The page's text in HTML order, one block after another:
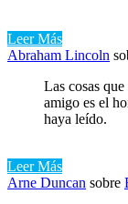
Leer Más
Abraham Lincoln
Las cosas
amigo es el
haya leído.
Leer Más
Arne Duncan sobre